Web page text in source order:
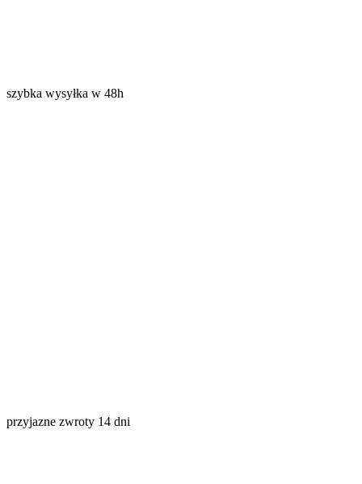
szybka wysyłka w 48h
przyjazne zwroty 14 dni